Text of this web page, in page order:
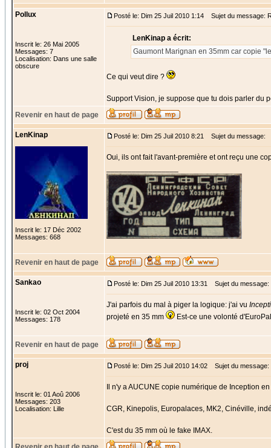
Pollux
Inscrit le: 26 Mai 2005
Messages: 7
Localisation: Dans une salle
obscure
Posté le: Dim 25 Juil 2010 1:14 Sujet du message:
LenKinap a écrit:
Gaumont Marignan en 35mm car copie
Ce qui veut dire ?
Support Vision, je suppose que tu dois parler du
Revenir en haut de page
LenKinap
Inscrit le: 17 Déc 2002
Messages: 668
Posté le: Dim 25 Juil 2010 8:21 Sujet du message:
Oui, ils ont fait l'avant-première et ont reçu une
Revenir en haut de page
Sankao
Inscrit le: 02 Oct 2004
Messages: 178
Posté le: Dim 25 Juil 2010 13:31 Sujet du message:
J'ai parfois du mal à piger la logique: j'ai vu
projeté en 35 mm
Est-ce une volonté
Revenir en haut de page
proj
Inscrit le: 01 Aoû 2006
Messages: 203
Localisation: Lille
Posté le: Dim 25 Juil 2010 14:02 Sujet du message:
Il n'y a AUCUNE copie numérique de Inception
CGR, Kinepolis, Europalaces, MK2, Cinéville,
C'est du 35 mm où le fake IMAX.